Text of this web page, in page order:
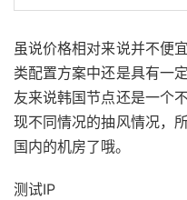
虽说价格相对来说并不便
类配置方案中还是具有一
友来说韩国节点还是一个
现不同情况的抽风情况，
国内的机房了哦。
测试IP